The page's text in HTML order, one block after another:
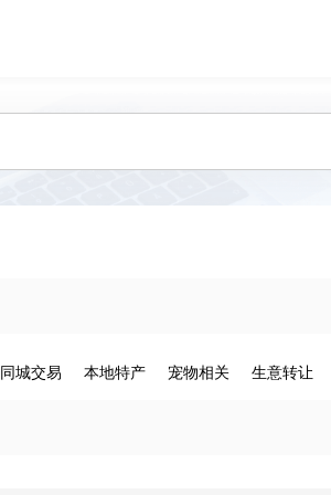
同城交易 本地特产 宠物相关 生意转让